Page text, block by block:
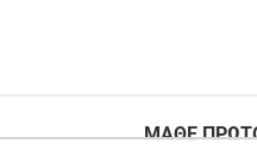
ΜΑΘΕ